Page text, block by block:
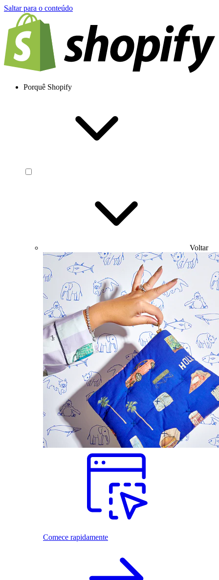
Saltar para o conteúdo
Porquê Shopify
Voltar
Comece rapidamente